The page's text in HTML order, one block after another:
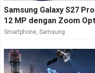
Samsung Galaxy S27
12 MP dengan Zoom
Smartphone, Samsung